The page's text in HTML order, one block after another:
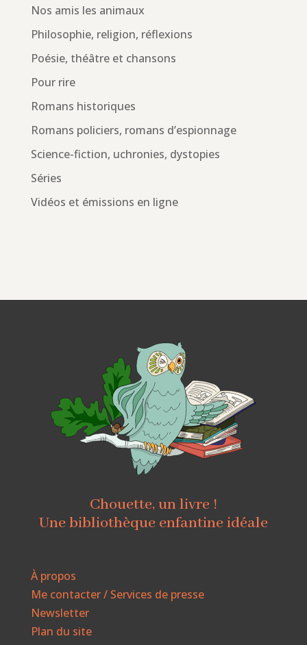
Nos amis les animaux
Philosophie, religion, réflexions
Poésie, théâtre et chansons
Pour rire
Romans historiques
Romans policiers, romans d’espionnage
Science-fiction, uchronies, dystopies
Séries
Vidéos et émissions en ligne
Chouette, un livre !
Une bibliothèque enfantine idéale
À propos
Me contacter / Services de presse
Newsletter
Plan du site